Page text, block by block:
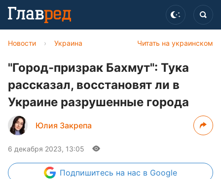
Читать на украинском
Новости › Украина
"Город-призрак Бахмут": Тука
рассказал, восстановят ли в
Украине разрушенные города
Юлия Закрепа
6 декабря 2023, 13:05
Подпишитесь на нас в Google